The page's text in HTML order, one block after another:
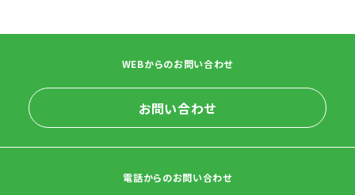
WEBからのお問い合わせ
お問い合わせ
電話からのお問い合わせ